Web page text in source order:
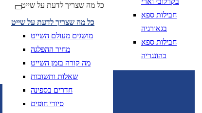
כל מה שצריך לדעת על שייט
כל מה שצריך לדעת על שייט
מושגים מעולם השייט
מחיר ההפלגה
מה קורה בזמן השייט
שאלות ותשובות
חדרים בספינה
סיורי חופים
חבילות ספא
בגאורגיה
חבילות ספא
בהונגריה